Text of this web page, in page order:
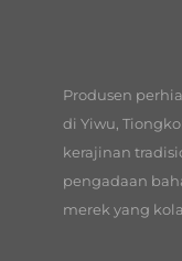
Produsen
di Yiwu,
kerajinan
pengadaan
merek yang